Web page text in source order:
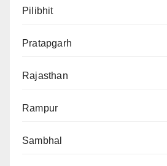
Pilibhit
Pratapgarh
Rajasthan
Rampur
Sambhal